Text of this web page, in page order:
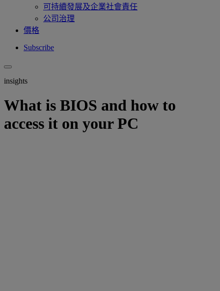
可持續發展及企業社會責任
公司治理
價格
Subscribe
insights
What is BIOS and how to
access it on your PC